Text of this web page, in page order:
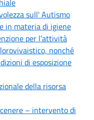
sull' Autismo
in materia di igiene
per l’attività
nonché
di esposizione
della risorsa
– intervento di